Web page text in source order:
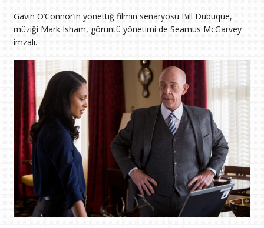
Gavin O’Connor’ın yönettiğ filmin senaryosu Bill Dubuque,
müziği Mark Isham, görüntü yönetimi de Seamus McGarvey
imzalı.